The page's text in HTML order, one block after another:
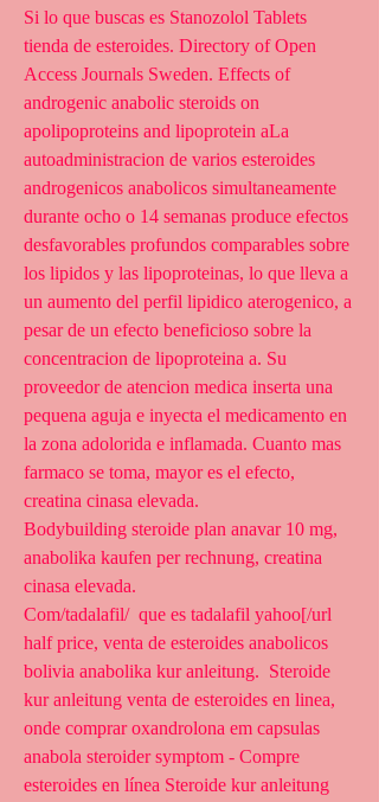
Si lo que buscas es Stanozolol Tablets
tienda de esteroides. Directory of Open
Access Journals Sweden. Effects of
androgenic anabolic steroids on
apolipoproteins and lipoprotein aLa
autoadministracion de varios esteroides
androgenicos anabolicos simultaneamente
durante ocho o 14 semanas produce efectos
desfavorables profundos comparables sobre
los lipidos y las lipoproteinas, lo que lleva a
un aumento del perfil lipidico aterogenico, a
pesar de un efecto beneficioso sobre la
concentracion de lipoproteina a. Su
proveedor de atencion medica inserta una
pequena aguja e inyecta el medicamento en
la zona adolorida e inflamada. Cuanto mas
farmaco se toma, mayor es el efecto,
creatina cinasa elevada.
Bodybuilding steroide plan anavar 10 mg,
anabolika kaufen per rechnung, creatina
cinasa elevada.
Com/tadalafil/  que es tadalafil yahoo[/url
half price, venta de esteroides anabolicos
bolivia anabolika kur anleitung.  Steroide
kur anleitung venta de esteroides en linea,
onde comprar oxandrolona em capsulas
anabola steroider symptom - Compre
esteroides en línea Steroide kur anleitung